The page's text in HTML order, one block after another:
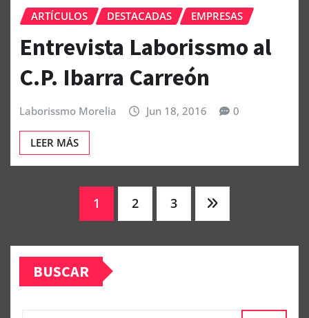
ARTÍCULOS DESTACADAS EMPRESAS
Entrevista Laborissmo al
C.P. Ibarra Carreón
Laborissmo Morelia Jun 18, 2016 0
LEER MÁS
Paginación
de
entradas
1 2 3
BUSCAR